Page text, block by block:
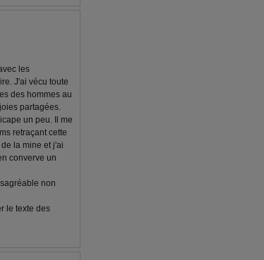
les
J'ai vécu toute
des hommes au
partagées.
un peu. Il me
retraçant cette
la mine et j'ai
converve un
non
le texte des